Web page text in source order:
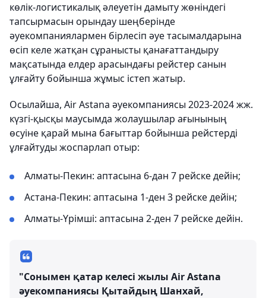
көлік-логистикалық әлеуетін дамыту жөніндегі
тапсырмасын орындау шеңберінде
әуекомпаниялармен бірлесіп әуе тасымалдарына
өсіп келе жатқан сұранысты қанағаттандыру
мақсатында елдер арасындағы рейстер санын
ұлғайту бойынша жұмыс істеп жатыр.
Осылайша, Air Astana әуекомпаниясы 2023-2024 жж.
күзгі-қысқы маусымда жолаушылар ағынының
өсуіне қарай мына бағыттар бойынша рейстерді
ұлғайтуды жоспарлап отыр:
Алматы-Пекин: аптасына 6-дан 7 рейске дейін;
Астана-Пекин: аптасына 1-ден 3 рейске дейін;
Алматы-Үрімші: аптасына 2-ден 7 рейске дейін.
"Сонымен қатар келесі жылы Air Astana
әуекомпаниясы Қытайдың Шанхай,